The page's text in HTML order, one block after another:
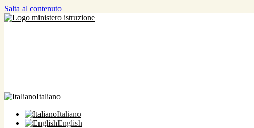
Salta al contenuto
Italiano
Italiano
English